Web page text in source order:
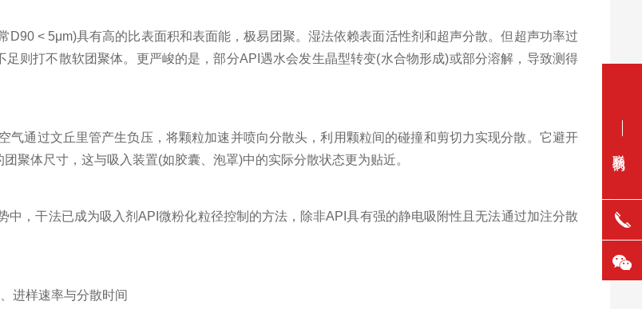
< 5μm)具有高的比表面积和表面能，极易团聚。湿法依赖表面活性剂和超声分散。但超声功率过
足则打不散软团聚体。更严峻的是，部分API遇水会发生晶型转变(水合物形成)或部分溶解，导致测得
通过文丘里管产生负压，将颗粒加速并喷向分散头，利用颗粒间的碰撞和剪切力实现分散。它避开
聚体尺寸，这与吸入装置(如胶囊、泡罩)中的实际分散状态更为贴近。
，干法已成为吸入剂API微粉化粒径控制的方法，除非API具有强的静电吸附性且无法通过加注分散
进样速率与分散时间